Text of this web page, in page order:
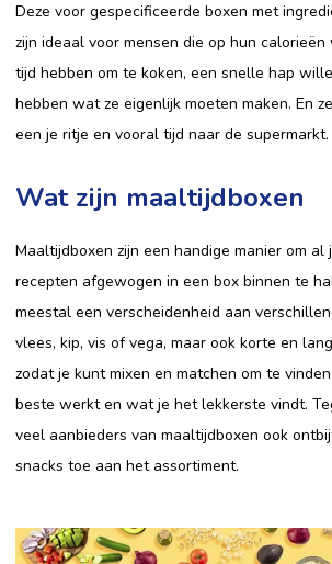
Deze voor gespecificeerde boxen met
zijn ideaal voor mensen die op hun
tijd hebben om te koken, een snelle hap
hebben wat ze eigenlijk moeten maken. En
een je ritje en vooral tijd naar de supermarkt.
Wat zijn maaltijdboxen
Maaltijdboxen zijn een handige manier om al
recepten afgewogen in een box binnen te
meestal een verscheidenheid aan
vlees, kip, vis of vega, maar ook korte en
zodat je kunt mixen en matchen om te
beste werkt en wat je het lekkerste vindt.
veel aanbieders van maaltijdboxen ook
snacks toe aan het assortiment.